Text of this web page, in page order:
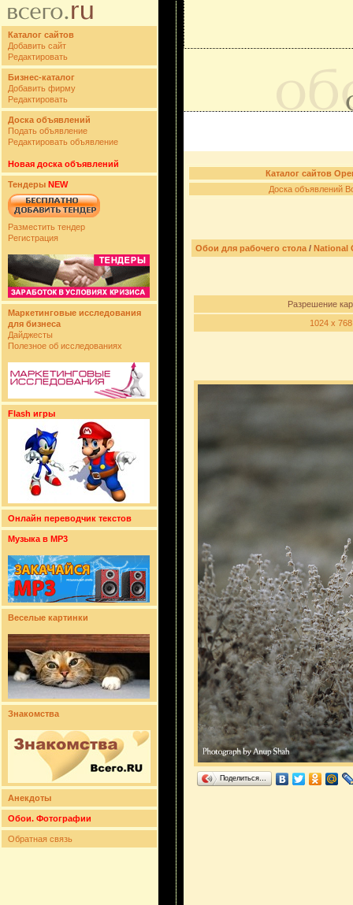
Каталог сайтов
Добавить сайт
Редактировать
Бизнес-каталог
Добавить фирму
Редактировать
Доска объявлений
Подать объявление
Редактировать объявление
Новая доска объявлений
Тендеры NEW
Разместить тендер
Регистрация
Маркетинговые исследования
для бизнеса
Дайджесты
Полезное об исследованиях
Flash игры
Онлайн переводчик текстов
Музыка в MP3
Веселые картинки
Знакомства
Анекдоты
Обои. Фотографии
Обратная связь
Каталог сайтов
Доска объявлений
Обои для рабочего стола / National
Разрешение
1024 x 768
Поделиться…